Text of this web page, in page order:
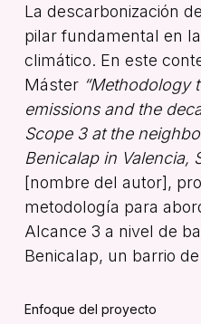
La descarbonización
pilar fundamental en
climático. En este
Máster “Methodology
emissions and the
Scope 3 at the
Benicalap in Valencia,
[nombre del autor],
metodología para
Alcance 3 a nivel de
Benicalap, un barrio
Enfoque del proyecto